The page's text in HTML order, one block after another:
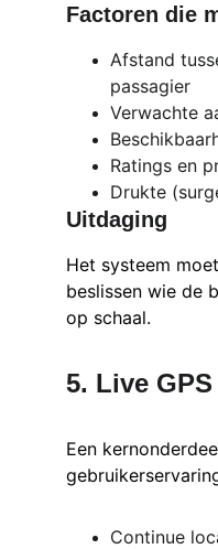
Factoren die
Afstand
passagier
Verwachte
Ratings en
Drukte
Uitdaging
Het systeem
beslissen wie de
op schaal.
5. Live
Een
Continue